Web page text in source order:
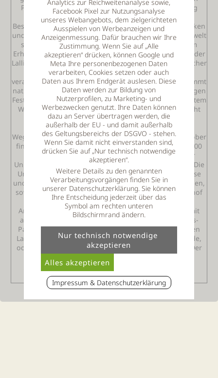
Platz im Veranstaltungskalender der Ortschaft Lalling
erarbeitet und erfreut sich einer stetig wachsenden
Besucherzahl. Wellness, Harmonie, ganzheitliches Denken
und Handeln, sowie Spaß und Liebe zur Natur und Umwelt
sind die wichtigsten Punkte dieses Festes. Es wir vom
Erholungsflächen-Verein, weiteren örtlichen Vereinen, der
Lallinger Schule und dem Kindergartens, sowie zahlreicher
Gewerbebetriebe, die genau diese Punkte erfüllen
veranstaltet und umrahmt. Auch das leibliche Wohl kommt
natürlich nicht zu kurz! Der Eintritt zu diesem ganztägigen
Fest ist frei. Für alle Freunde von "Feng-Shui", sowei "altem
Wissen" auch aus anderen Kulturen und Epochen steht
der Kurpark in Lalling ganzjährig kostenlos offen.
Infotafeln sind für Kenner, wie auch Einsteiger die
Wegweiser durch den Kurpark. Von April bis Ende Oktober
finden auch heuer wieder jeweils Donnerstags um 15.00
Uhr 1 1/2 - 2-stündige Kurpark-Führungen statt. Der
Unkostenbeitrag hierfür ist nur 3,00 Euro pro Person. Die
Urlaubs- und Ferienregion Lallinger Winkel ist für Reise
und Urlaub ein empfehlenswertes Ziel. Hotels, Pensionen,
sowie Ferienwohnungen und Urlaub auf dem Bauernhof
werden angeboten. Meist sind auch Wellness-
Anwendungen möglich. Von der Käuterwanderung mit
anschließender Verkostung bis zum großen Wellness-
Paket im Wellnesshotel sind möglich. Eine Reise in den
Lallinger-Winkel, ob Tagesausflug, langes Wochenende,
oder die großen Ferien, ist immer eine Empfehlung. Der
26.04.2009 ist aber einer der besonderen Tage im
Jahreslauf mit dem "Fest der fünf Elemente und der
Harmonie" - mitten im Bayerischen Wald!
Analytics zur Reichweitenanalyse sowie,
Facebook Pixel zur Nutzungsanalyse
unseres Webangebots, dem zielgerichteten
Ausspielen von Werbeanzeigen und
Anzeigenmessung. Dafür brauchen wir Ihre
Zustimmung. Wenn Sie auf „Alle
akzeptieren“ drücken, können Google und
Meta Ihre personenbezogenen Daten
verarbeiten, Cookies setzen oder auch
Daten aus Ihrem Endgerät auslesen. Diese
Daten werden zur Bildung von
Nutzerprofilen, zu Marketing- und
Werbezwecken genutzt. Ihre Daten können
dazu an Server übertragen werden, die
außerhalb der EU - und damit außerhalb
des Geltungsbereichs der DSGVO - stehen.
Wenn Sie damit nicht einverstanden sind,
drücken Sie auf „Nur technisch notwendige
akzeptieren“.
Weitere Details zu den genannten
Verarbeitungsvorgängen finden Sie in
unserer Datenschutzerklärung. Sie können
Ihre Entscheidung jederzeit über das
Symbol am rechten unteren
Bildschirmrand ändern.
Impressum & Datenschutzerklärung